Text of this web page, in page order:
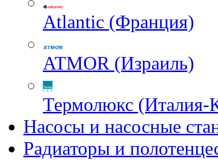
Atlantic (Франция)
ATMOR (Израиль)
Термолюкс (Италия-
Насосы и насосные
Радиаторы и